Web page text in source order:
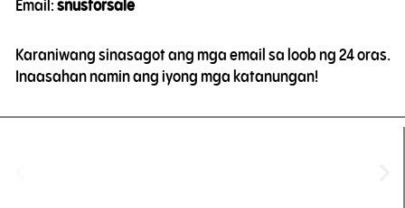
Email:snusforsale
Karaniwang sinasagot ang mga email sa loob ng 24 oras.
Inaasahan namin ang iyong mga katanungan!